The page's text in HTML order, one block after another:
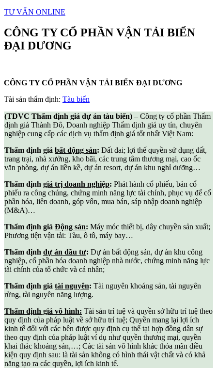
TƯ VẤN ONLINE
CÔNG TY CỔ PHẦN VẬN TẢI BIỂN
ĐẠI DƯƠNG
CÔNG TY CỔ PHẦN VẬN TẢI BIỂN ĐẠI DƯƠNG
Tài sản thẩm định: Tàu biển
(TDVC Thẩm định giá dự án tàu biển) – Công ty cổ phần Thẩm
định giá Thành Đô, Doanh nghiệp Thẩm định giá uy tín, chuyên
nghiệp cung cấp các dịch vụ thẩm định giá tốt nhất Việt Nam:
Thẩm định giá bất động sản: Đất đai; lợi thế quyền sử dụng đất,
trang trại, nhà xưởng, kho bãi, các trung tâm thương mại, cao ốc
văn phòng, dự án liền kề, dự án resort, dự án khu nghỉ dưỡng…
Thẩm định giá trị doanh nghiệp: Phát hành cổ phiếu, bán cổ
phiếu ra công chúng, chứng minh năng lực tài chính, phục vụ để cổ
phần hóa, liên doanh, góp vốn, mua bán, sáp nhập doanh nghiệp
(M&A)…
Thẩm định giá Động sản: Máy móc thiết bị, dây chuyền sản xuất;
Phương tiện vận tải: Tàu, ô tô, máy bay…
Thẩm định dự án đầu tư: Dự án bất động sản, dự án khu công
nghiệp, cổ phần hóa doanh nghiệp nhà nước, chứng minh năng lực
tài chính của tổ chức và cá nhân;
Thẩm định giá tài nguyên: Tài nguyên khoáng sản, tài nguyên
rừng, tài nguyên năng lượng.
Thẩm định giá vô hình: Tài sản trí tuệ và quyền sở hữu trí tuệ theo
quy định của pháp luật về sở hữu trí tuệ; Quyền mang lại lợi ích
kinh tế đối với các bên được quy định cụ thể tại hợp đồng dân sự
theo quy định của pháp luật ví dụ như quyền thương mại, quyền
khai thác khoáng sản,…; Các tài sản vô hình khác thỏa mãn điều
kiện quy định sau: là tài sản không có hình thái vật chất và có khả
năng tạo ra các quyền, lợi ích kinh tế.